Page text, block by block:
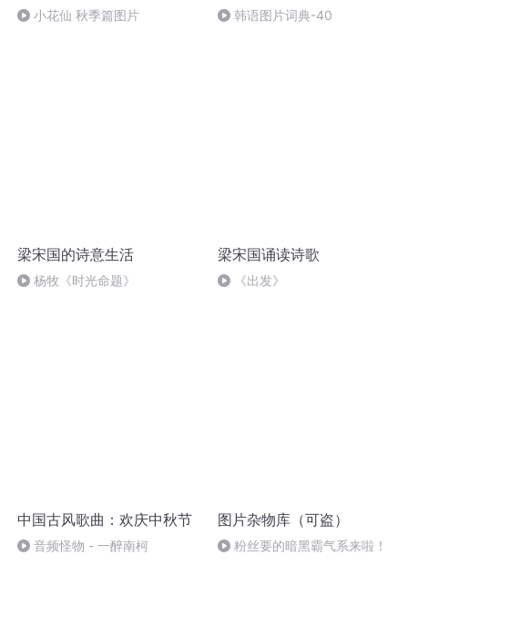
小花仙 秋季篇图片 韩语图片词典-40
梁宋国的诗意生活
杨牧《时光命题》
梁宋国诵读诗歌
《出发》
中国古风歌曲：欢庆中秋节
音频怪物 - 一醉南柯
图片杂物库（可盗）
粉丝要的暗黑霸气系来啦！